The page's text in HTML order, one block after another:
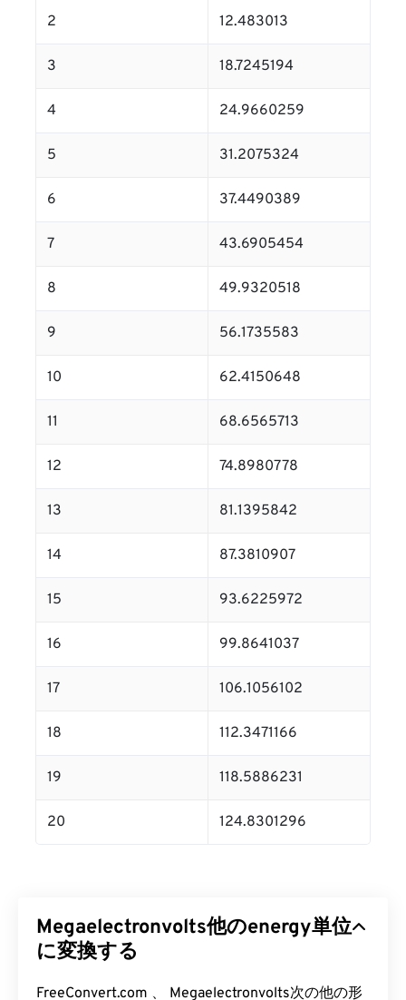
2 12.483013
3 18.7245194
4 24.9660259
5 31.2075324
6 37.4490389
7 43.6905454
8 49.9320518
9 56.1735583
10 62.4150648
11 68.6565713
12 74.8980778
13 81.1395842
14 87.3810907
15 93.6225972
16 99.8641037
17 106.1056102
18 112.3471166
19 118.5886231
20 124.8301296
Megaelectronvolts他のenergy単位
に変換する
FreeConvert.com 、 Megaelectronvolts次の他の形